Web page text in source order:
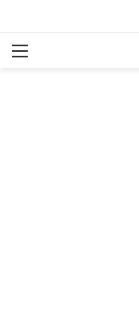
باريس 2025